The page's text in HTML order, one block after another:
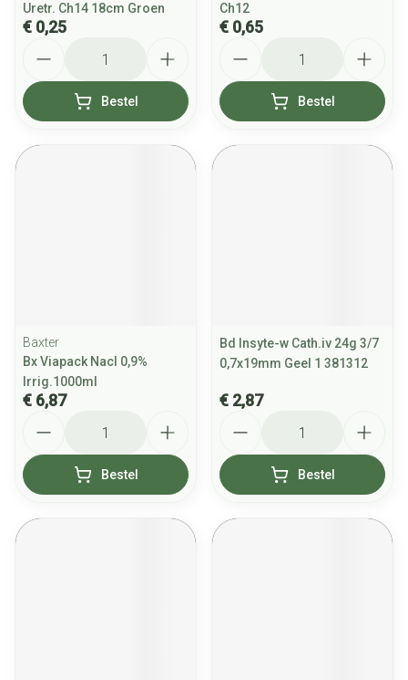
Uretr. Ch14 18cm Groen
€ 0,25
Bestel
Ch12
€ 0,65
Bestel
Baxter
Bx Viapack Nacl 0,9%
Irrig.1000ml
€ 6,87
Bestel
Bd Insyte-w Cath.iv 24g 3/7
0,7x19mm Geel 1 381312
€ 2,87
Bestel